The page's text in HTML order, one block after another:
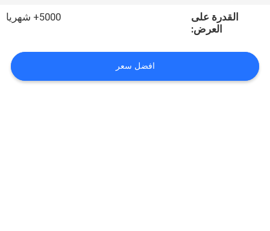
اتصل
اطلب
القدرة على
العرض:
5000+ شهريا
افضل سعر